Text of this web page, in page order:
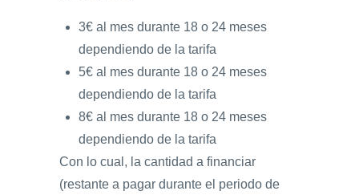
3€ al mes durante 18 o 24 meses
dependiendo de la tarifa
5€ al mes durante 18 o 24 meses
dependiendo de la tarifa
8€ al mes durante 18 o 24 meses
dependiendo de la tarifa
Con lo cual, la cantidad a financiar
(restante a pagar durante el periodo de